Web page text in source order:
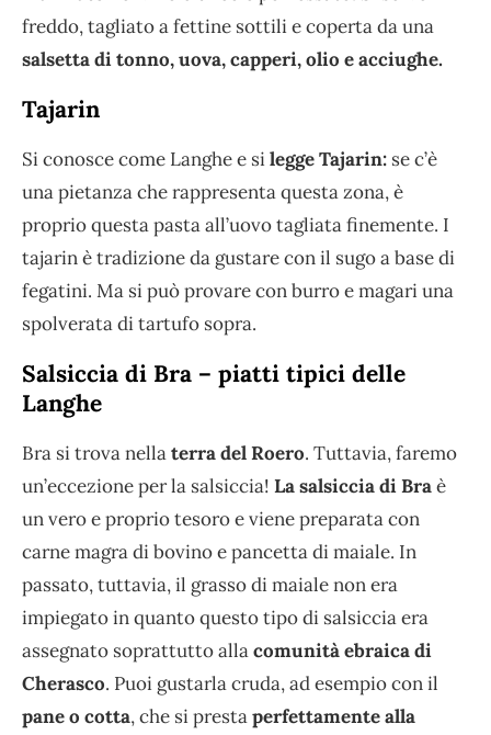
freddo, tagliato a fettine sottili e coperta da una
salsetta di tonno, uova, capperi, olio e acciughe.
Tajarin
Si conosce come Langhe e silegge Tajarin: se c’è
una pietanza che rappresenta questa zona, è
proprio questa pasta all’uovo tagliata finemente. I
tajarin è tradizione da gustare con il sugo a base di
fegatini. Ma si può provare con burro e magari una
spolverata di tartufo sopra.
Salsiccia di Bra – piatti tipici delle
Langhe
Bra si trova nellaterra del Roero. Tuttavia, faremo
un’eccezione per la salsiccia! La salsiccia di Braè
un vero e proprio tesoro e viene preparata con
carne magra di bovino e pancetta di maiale. In
passato, tuttavia, il grasso di maiale non era
impiegato in quanto questo tipo di salsiccia era
assegnato soprattutto allacomunità ebraica di
Cherasco. Puoi gustarla cruda, ad esempio con il
pane o cotta, che si prestaperfettamente alla